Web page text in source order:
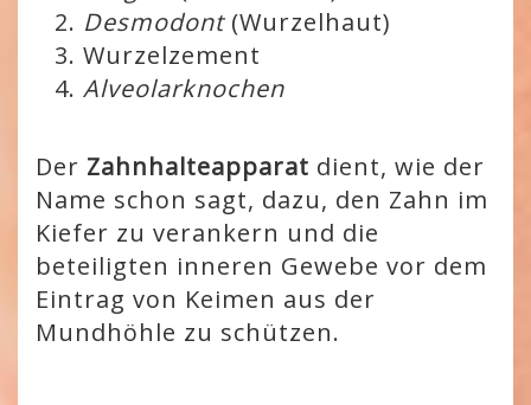
Desmodont(Wurzelhaut)
Wurzelzement
Alveolarknochen
Der Zahnhalteapparat dient, wie der
Name schon sagt, dazu, den Zahn im
Kiefer zu verankern und die
beteiligten inneren Gewebe vor dem
Eintrag von Keimen aus der
Mundhöhle zu schützen.